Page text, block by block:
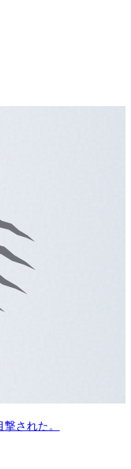
された。